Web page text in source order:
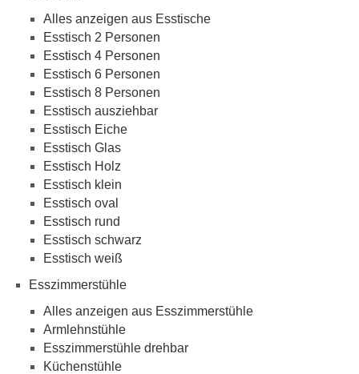
Alles anzeigen aus Esstische
Esstisch 2 Personen
Esstisch 4 Personen
Esstisch 6 Personen
Esstisch 8 Personen
Esstisch ausziehbar
Esstisch Eiche
Esstisch Glas
Esstisch Holz
Esstisch klein
Esstisch oval
Esstisch rund
Esstisch schwarz
Esstisch weiß
Esszimmerstühle
Alles anzeigen aus Esszimmerstühle
Armlehnstühle
Esszimmerstühle drehbar
Küchenstühle